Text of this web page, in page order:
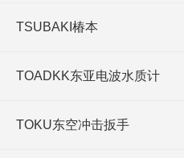
TSUBAKI椿本
TOADKK东亚电波水质计
TOKU东空冲击扳手